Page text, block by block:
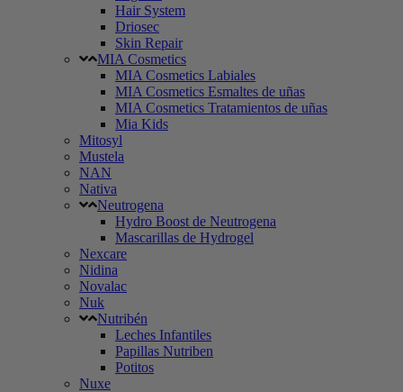
Hair System
Driosec
Skin Repair
MIA Cosmetics
MIA Cosmetics Labiales
MIA Cosmetics Esmaltes de uñas
MIA Cosmetics Tratamientos de uñas
Mia Kids
Mitosyl
Mustela
NAN
Nativa
Neutrogena
Hydro Boost de Neutrogena
Mascarillas de Hydrogel
Nexcare
Nidina
Novalac
Nuk
Nutribén
Leches Infantiles
Papillas Nutriben
Potitos
Nuxe